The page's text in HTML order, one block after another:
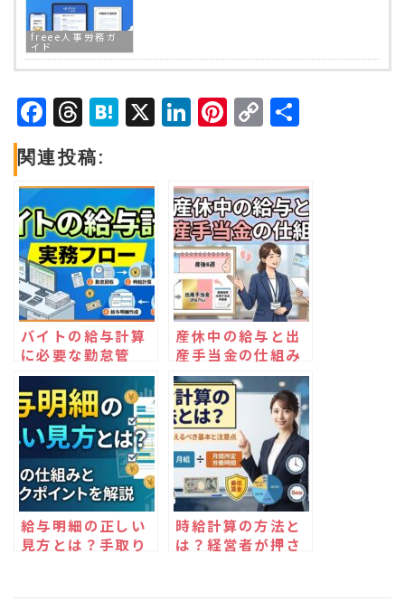
freee人事労務ガ
イド
Facebook
Threads
Hatena
X LinkedIn
Pinterest
Copy
関連投稿:
バイトの給与計算
に必要な勤怠管
理・社会保険・税
の実務フロー整理
産休中の給与と出
産手当金の仕組み
をわかりやすく解
説
給与明細の正しい
見方とは？手取り
時給計算の方法と
は？経営者が押さ